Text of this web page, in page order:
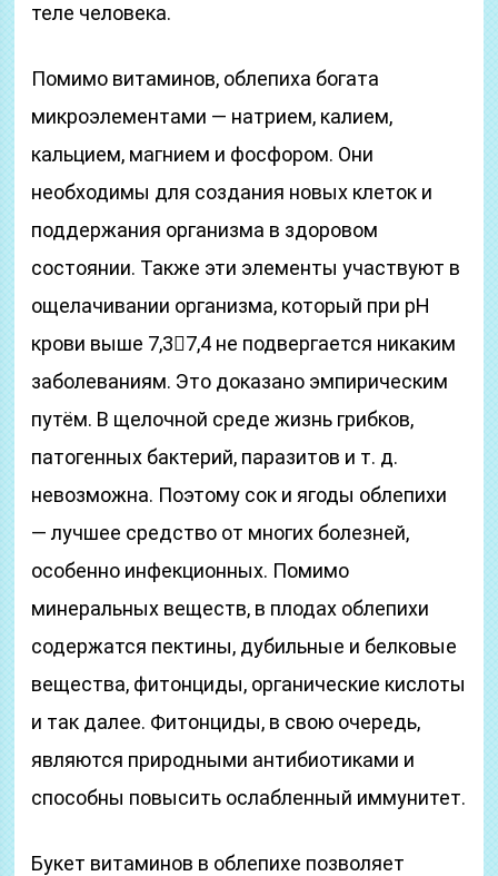
теле человека.
Помимо витаминов, облепиха богата
микроэлементами — натрием, калием,
кальцием, магнием и фосфором. Они
необходимы для создания новых клеток и
поддержания организма в здоровом
состоянии. Также эти элементы участвуют в
ощелачивании организма, который при pH
крови выше 7,37,4 не подвергается никаким
заболеваниям. Это доказано эмпирическим
путём. В щелочной среде жизнь грибков,
патогенных бактерий, паразитов и т. д.
невозможна. Поэтому сок и ягоды облепихи
— лучшее средство от многих болезней,
особенно инфекционных. Помимо
минеральных веществ, в плодах облепихи
содержатся пектины, дубильные и белковые
вещества, фитонциды, органические кислоты
и так далее. Фитонциды, в свою очередь,
являются природными антибиотиками и
способны повысить ослабленный иммунитет.
Букет витаминов в облепихе позволяет